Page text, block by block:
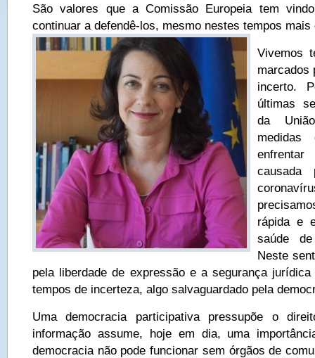
São valores que a Comissão Europeia tem
continuar a defendê-los, mesmo nestes tempos
Vivemos
marcados
incerto.
últimas
da
medidas
rápida e
saúde
Neste
pela liberdade de expressão e a segurança
tempos de incerteza, algo salvaguardado pela
Uma democracia participativa pressupõe o
informação assume, hoje em dia, uma
democracia não pode funcionar sem órgãos de